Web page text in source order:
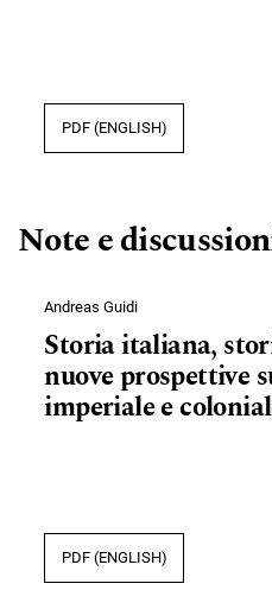
PDF (ENGLISH)
Note e
Andreas Guidi
Storia italiana,
nuove prospettive
imperiale e
PDF (ENGLISH)